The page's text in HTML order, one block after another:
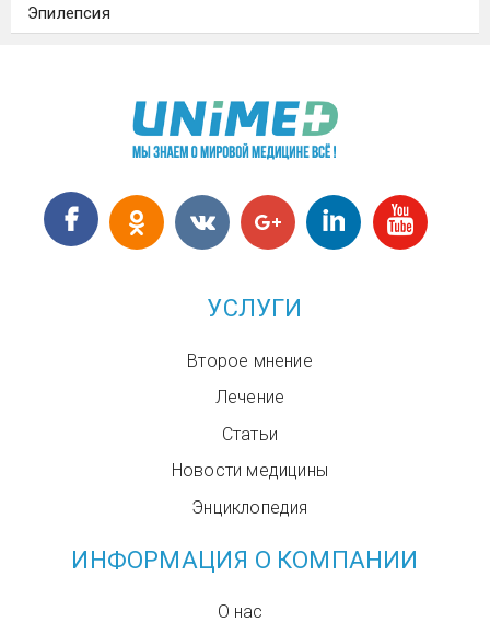
Эпилепсия
УСЛУГИ
Второе мнение
Лечение
Статьи
Новости медицины
Энциклопедия
ИНФОРМАЦИЯ О КОМПАНИИ
О нас